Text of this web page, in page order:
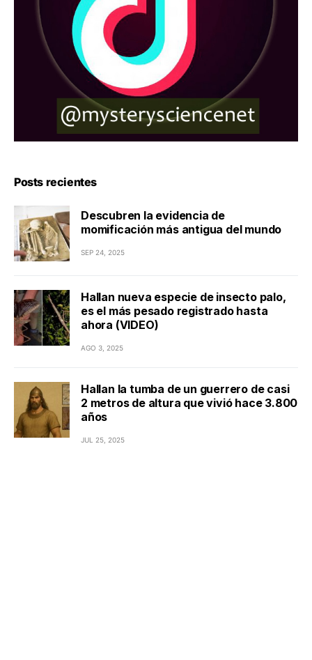
Posts recientes
Descubren la evidencia de
momificación más antigua del mundo
SEP 24, 2025
Hallan nueva especie de insecto palo,
es el más pesado registrado hasta
ahora (VIDEO)
AGO 3, 2025
Hallan la tumba de un guerrero de casi
2 metros de altura que vivió hace 3.800
años
JUL 25, 2025